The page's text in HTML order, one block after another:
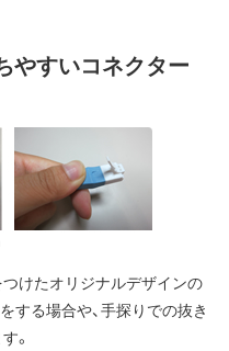
やすいコネクター
けたオリジナルデザインの
する場合や、手探りでの抜き
。